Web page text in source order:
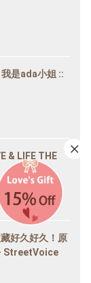
是ada小姐 ::
& LIFE THE
好久好久！原
StreetVoice